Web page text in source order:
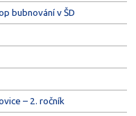
bubnování v ŠD
– 2. ročník